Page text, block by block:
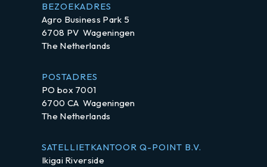
BEZOEKADRES
Agro Business Park 5
6708 PV Wageningen
The Netherlands
POSTADRES
PO box 7001
6700 CA Wageningen
The Netherlands
SATELLIETKANTOOR Q-POINT B.V.
Ikigai Riverside